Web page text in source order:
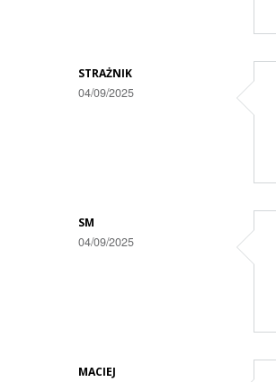
STRAŻNIK
04/09/2025
SM
04/09/2025
MACIEJ